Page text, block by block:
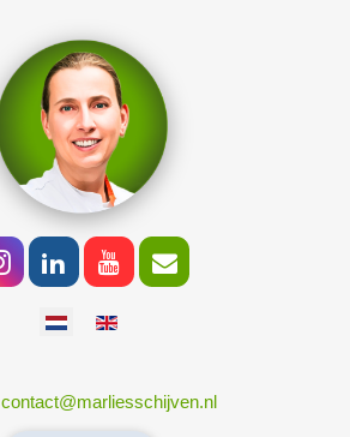
contact@marliesschijven.nl